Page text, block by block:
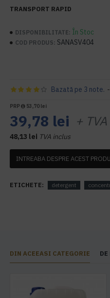
TRANSPORT RAPID
DISPONIBILITATE: În Stoc
COD PRODUS: SANASV404
Bazată pe 3 note. -
PRP 53,70 lei
39,78 lei + TVA
48,13 lei TVA inclus
INTREABA DESPRE ACEST
ETICHETE: detergent
DIN ACEEASI CATEGORIE